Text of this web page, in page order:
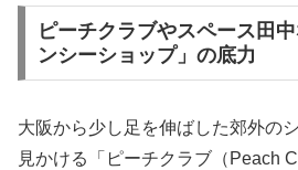
ピーチクラブやスペース田
ンシーショップ」の底力
大阪から少し足を伸ばした郊外の
見かける「ピーチクラブ（Peach